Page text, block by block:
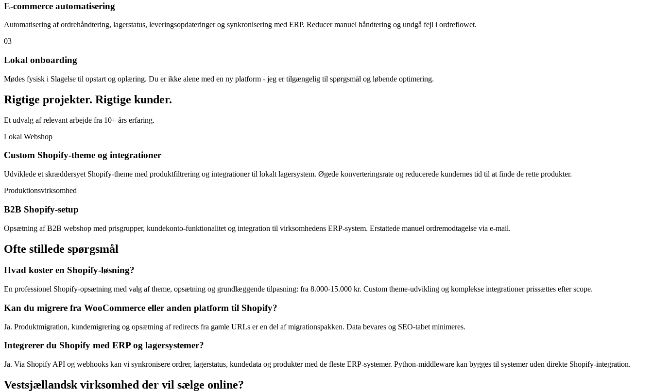
E-commerce automatisering
Automatisering af ordrehåndtering, lagerstatus, leveringsopdateringer og synkronisering med ERP. Reducer manuel håndtering og undgå fejl i ordreflowet.
03
Lokal onboarding
Mødes fysisk i Slagelse til opstart og oplæring. Du er ikke alene med en ny platform - jeg er tilgængelig til spørgsmål og løbende optimering.
Rigtige projekter. Rigtige kunder.
Et udvalg af relevant arbejde fra 10+ års erfaring.
Lokal Webshop
Custom Shopify-theme og integrationer
Udviklede et skræddersyet Shopify-theme med produktfiltrering og integrationer til lokalt lagersystem. Øgede konverteringsrate og reducerede kundernes tid til at finde de rette produkter.
Produktionsvirksomhed
B2B Shopify-setup
Opsætning af B2B webshop med prisgrupper, kundekonto-funktionalitet og integration til virksomhedens ERP-system. Erstattede manuel ordremodtagelse via e-mail.
Ofte stillede spørgsmål
Hvad koster en Shopify-løsning?
En professionel Shopify-opsætning med valg af theme, opsætning og grundlæggende tilpasning: fra 8.000-15.000 kr. Custom theme-udvikling og komplekse integrationer prissættes efter scope.
Kan du migrere fra WooCommerce eller anden platform til Shopify?
Ja. Produktmigration, kundemigrering og opsætning af redirects fra gamle URLs er en del af migrationspakken. Data bevares og SEO-tabet minimeres.
Integrerer du Shopify med ERP og lagersystemer?
Ja. Via Shopify API og webhooks kan vi synkronisere ordrer, lagerstatus, kundedata og produkter med de fleste ERP-systemer. Python-middleware kan bygges til systemer uden direkte Shopify-integration.
Vestsjællandsk virksomhed der vil sælge online?